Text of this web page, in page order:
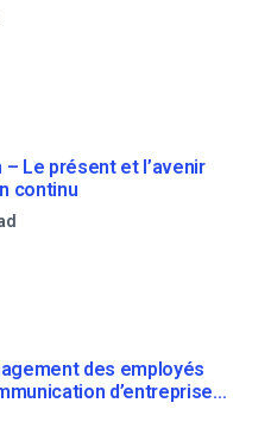
– Le présent et l’avenir
continu
des employés
d’entreprise